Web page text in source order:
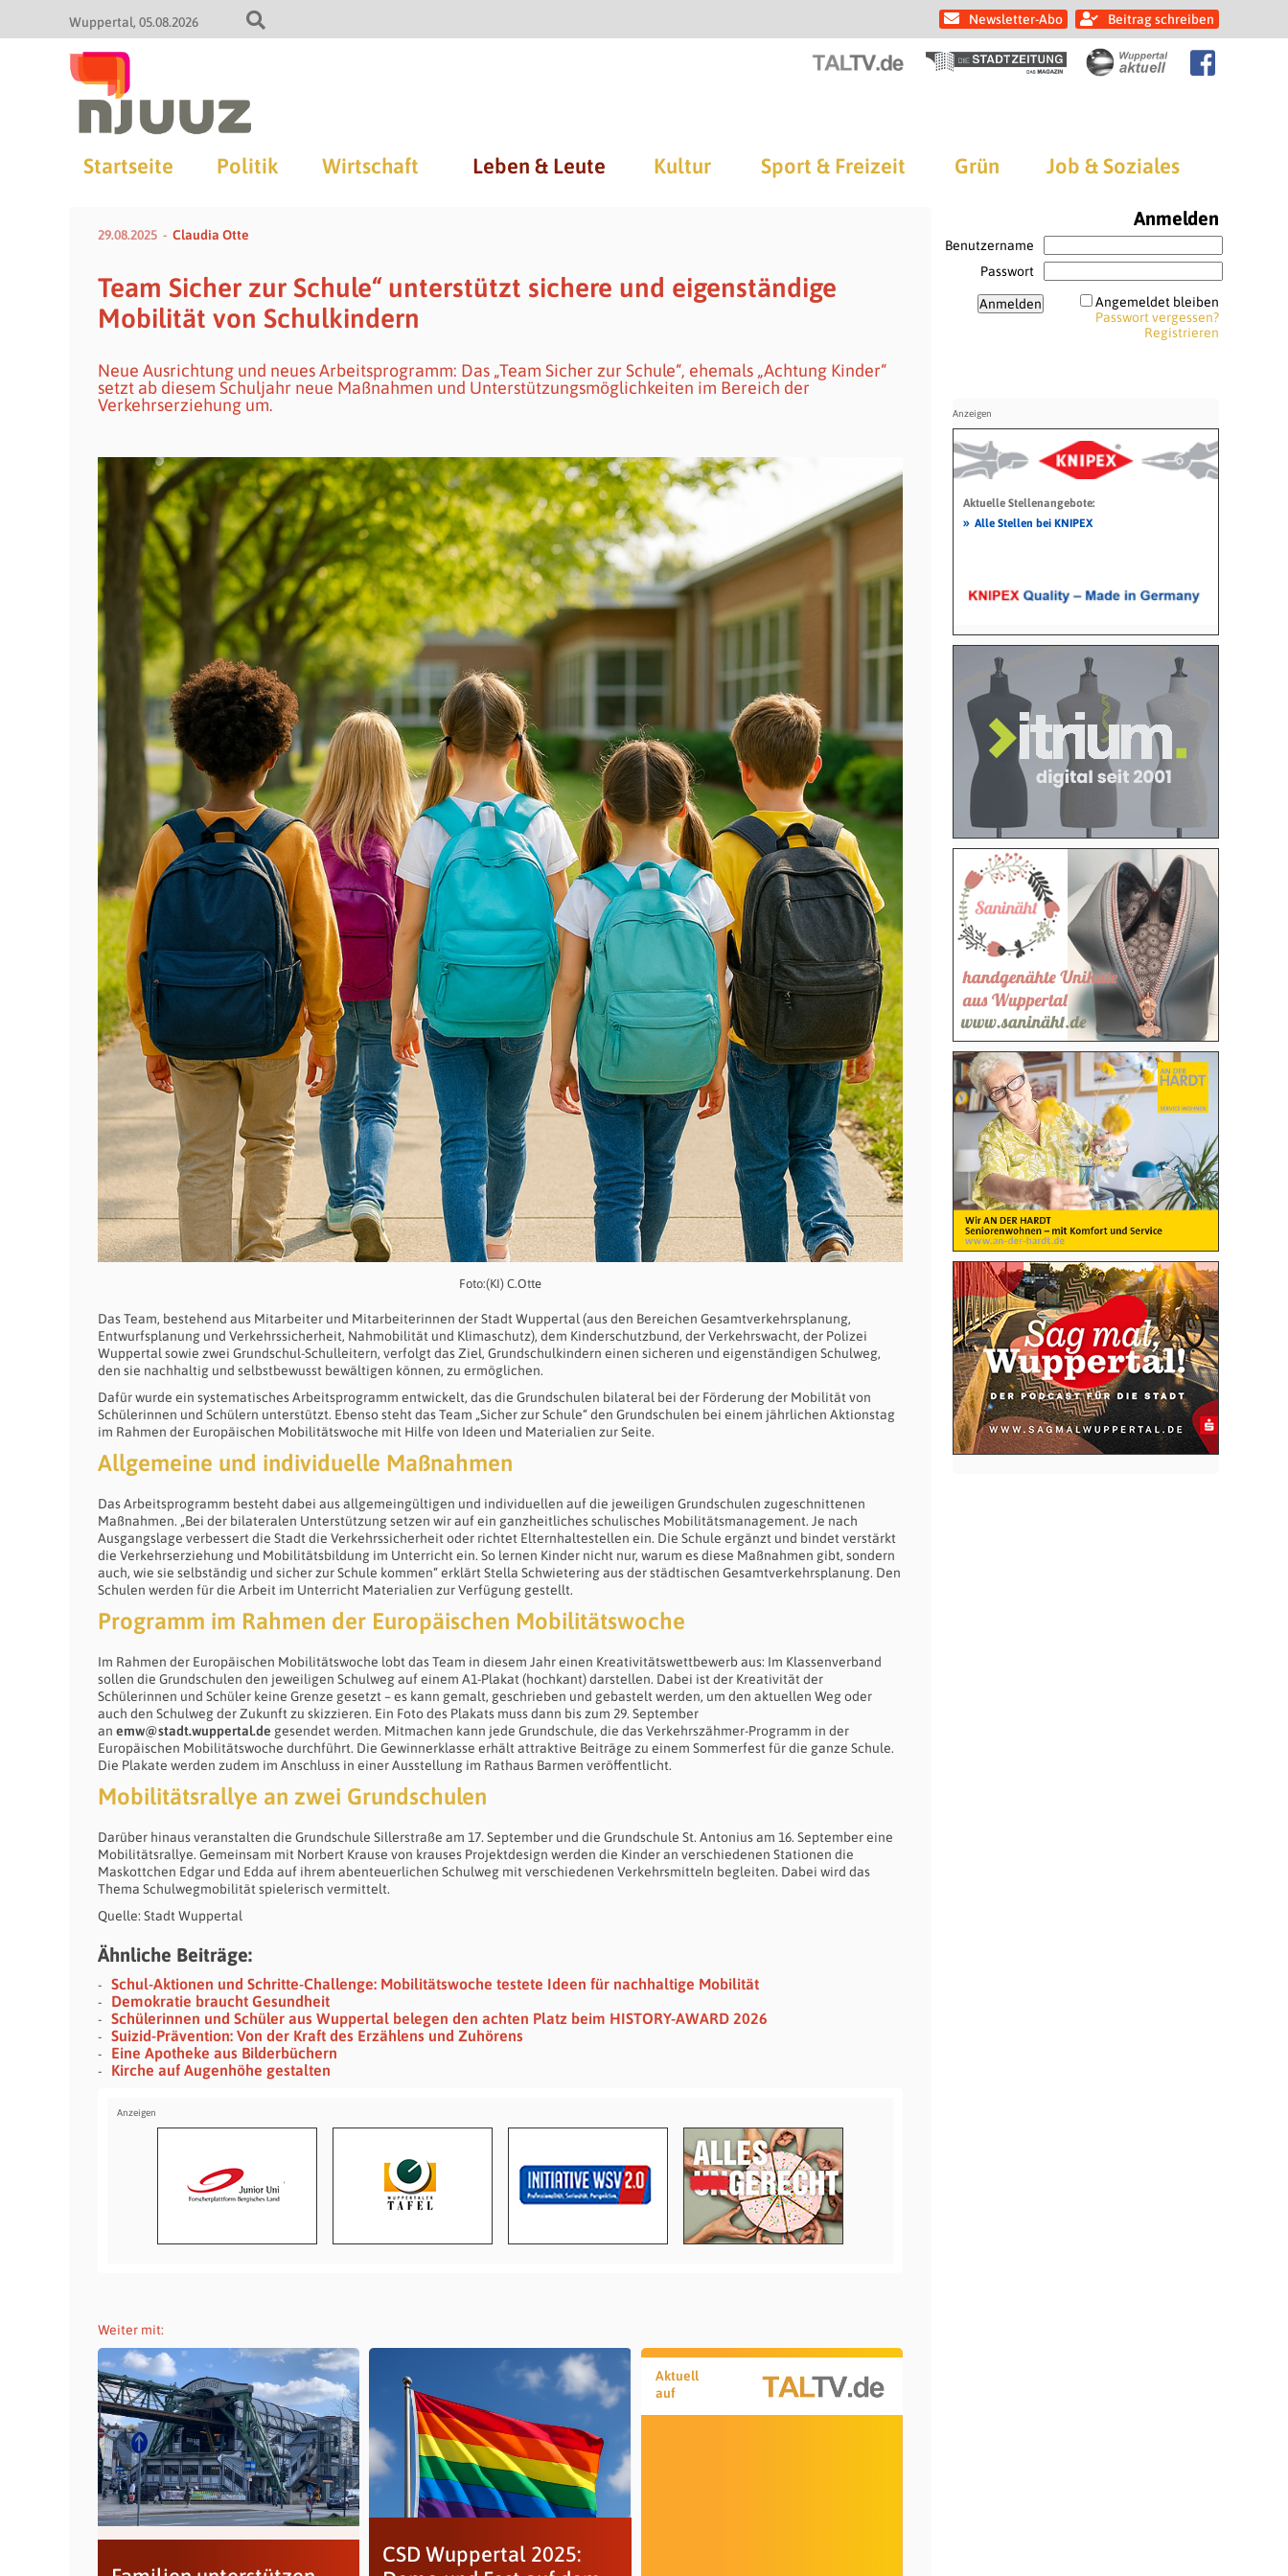
Wuppertal 05.08.2026 Newsletter-Abo Beitrag schreiben
Startseite Politik Wirtschaft Leben & Leute Kultur Sport & Freizeit Grün Job & Soziales
29.08.2025 Claudia Otte
Team Sicher zur Schule“ unterstützt sichere und eigenständige
Mobilität von Schulkindern
Neue Ausrichtung und neues Arbeitsprogramm: Das „Team Sicher zur Schule“, ehemals „Achtung Kinder“
setzt ab diesem Schuljahr neue Maßnahmen und Unterstützungsmöglichkeiten im Bereich der
Verkehrserziehung um.
Foto:(KI) C.Otte
Das Team, bestehend aus Mitarbeiter und Mitarbeiterinnen der Stadt Wuppertal (aus den Bereichen Gesamtverkehrsplanung,
Entwurfsplanung und Verkehrssicherheit, Nahmobilität und Klimaschutz), dem Kinderschutzbund, der Verkehrswacht, der Polizei
Wuppertal sowie zwei Grundschul-Schulleitern, verfolgt das Ziel, Grundschulkindern einen sicheren und eigenständigen Schulweg,
den sie nachhaltig und selbstbewusst bewältigen können, zu ermöglichen.
Dafür wurde ein systematisches Arbeitsprogramm entwickelt, das die Grundschulen bilateral bei der Förderung der Mobilität von
Schülerinnen und Schülern unterstützt. Ebenso steht das Team „Sicher zur Schule“ den Grundschulen bei einem jährlichen Aktionstag
im Rahmen der Europäischen Mobilitätswoche mit Hilfe von Ideen und Materialien zur Seite.
Allgemeine und individuelle Maßnahmen
Das Arbeitsprogramm besteht dabei aus allgemeingültigen und individuellen auf die jeweiligen Grundschulen zugeschnittenen
Maßnahmen. „Bei der bilateralen Unterstützung setzen wir auf ein ganzheitliches schulisches Mobilitätsmanagement. Je nach
Ausgangslage verbessert die Stadt die Verkehrssicherheit oder richtet Elternhaltestellen ein. Die Schule ergänzt und bindet verstärkt
die Verkehrserziehung und Mobilitätsbildung im Unterricht ein. So lernen Kinder nicht nur, warum es diese Maßnahmen gibt, sondern
auch, wie sie selbständig und sicher zur Schule kommen“ erklärt Stella Schwietering aus der städtischen Gesamtverkehrsplanung. Den
Schulen werden für die Arbeit im Unterricht Materialien zur Verfügung gestellt.
Programm im Rahmen der Europäischen Mobilitätswoche
Im Rahmen der Europäischen Mobilitätswoche lobt das Team in diesem Jahr einen Kreativitätswettbewerb aus: Im Klassenverband
sollen die Grundschulen den jeweiligen Schulweg auf einem A1-Plakat (hochkant) darstellen. Dabei ist der Kreativität der
Schülerinnen und Schüler keine Grenze gesetzt – es kann gemalt, geschrieben und gebastelt werden, um den aktuellen Weg oder
auch den Schulweg der Zukunft zu skizzieren. Ein Foto des Plakats muss dann bis zum 29. September
an emw@stadt.wuppertal.de gesendet werden. Mitmachen kann jede Grundschule, die das Verkehrszähmer-Programm in der
Europäischen Mobilitätswoche durchführt. Die Gewinnerklasse erhält attraktive Beiträge zu einem Sommerfest für die ganze Schule.
Die Plakate werden zudem im Anschluss in einer Ausstellung im Rathaus Barmen veröffentlicht.
Mobilitätsrallye an zwei Grundschulen
Darüber hinaus veranstalten die Grundschule Sillerstraße am 17. September und die Grundschule St. Antonius am 16. September eine
Mobilitätsrallye. Gemeinsam mit Norbert Krause von krauses Projektdesign werden die Kinder an verschiedenen Stationen die
Maskottchen Edgar und Edda auf ihrem abenteuerlichen Schulweg mit verschiedenen Verkehrsmitteln begleiten. Dabei wird das
Thema Schulwegmobilität spielerisch vermittelt.
Quelle: Stadt Wuppertal
Ähnliche Beiträge:
Schul-Aktionen und Schritte-Challenge: Mobilitätswoche testete Ideen für nachhaltige Mobilität
Demokratie braucht Gesundheit
Schülerinnen und Schüler aus Wuppertal belegen den achten Platz beim HISTORY-AWARD 2026
Suizid-Prävention: Von der Kraft des Erzählens und Zuhörens
Eine Apotheke aus Bilderbüchern
Kirche auf Augenhöhe gestalten
Weiter mit:
CSD Wuppertal 2025:
Aktuell
auf
Anmelden
Benutzername
Passwort
Angemeldet bleiben
Passwort vergessen?
Registrieren
Aktuelle Stellenangebote:
» Alle Stellen bei KNIPEX